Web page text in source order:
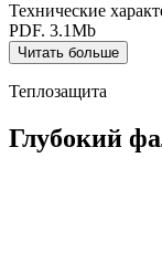
Технические
PDF. 3.1Mb
Читать больше
Теплозащита
Глубокий